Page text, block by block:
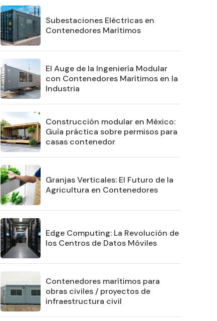
Subestaciones Eléctricas en
Contenedores Marítimos
El Auge de la Ingeniería Modular
con Contenedores Marítimos en la
Industria
Construcción modular en México:
Guía práctica sobre permisos para
casas contenedor
Granjas Verticales: El Futuro de la
Agricultura en Contenedores
Edge Computing: La Revolución de
los Centros de Datos Móviles
Contenedores marítimos para
obras civiles / proyectos de
infraestructura civil